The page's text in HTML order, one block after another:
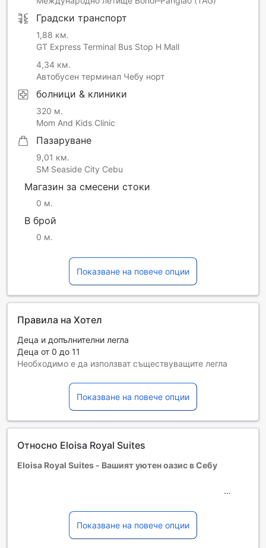
Градски транспорт
1,88 км.
GT Express Terminal Bus Stop H Mall
4,34 км.
Автобусен терминал Чебу норт
болници & клиники
320 м.
Mom And Kids Clinic
Пазаруване
9,01 км.
SM Seaside City Cebu
Магазин за смесени стоки
0 м.
В брой
0 м.
Показване на повече опции
Правила на Хотел
Деца и допълнителни легла
Деца от 0 до 11
Необходимо е да използват съществуващите легла
избрания тип стая. За повече информация вижте
капацитета на отделните стаи.
При резервиране на повече от 5 стаи е възможно да се
прилагат различни условия и допълнителни плащания.
Показване на повече опции
Относно Eloisa Royal Suites
Eloisa Royal Suites - Вашият уютен оазис в Себу
предлага уникално съчетание от комфорт и стил в
рамките на три звезди. С 66 елегантно обзаведени
стаи, хотелът е идеалното място за семейства и
Показване на повече опции